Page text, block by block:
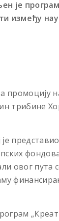
је
између
промоцију
трибине
овог пута